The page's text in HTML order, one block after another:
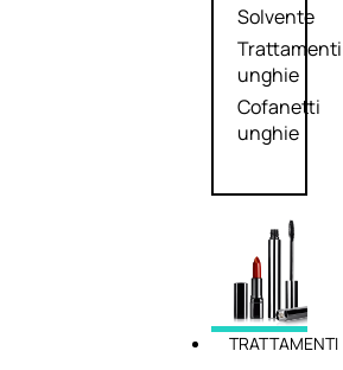
Solvente
Trattamenti
unghie
Cofanetti
unghie
TRATTAMENTI